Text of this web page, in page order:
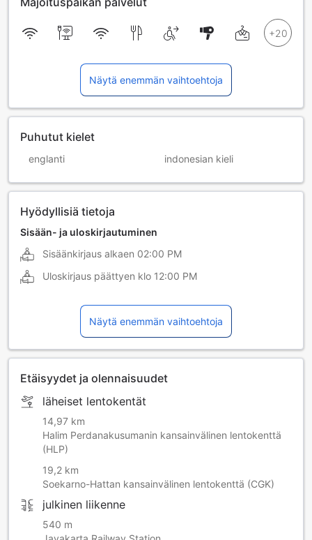
Näytä enemmän vaihtoehtoja
Puhutut kielet
englanti indonesian kieli
Hyödyllisiä tietoja
Sisään- ja uloskirjautuminen
Sisäänkirjaus alkaen 02:00 PM
Uloskirjaus päättyen klo 12:00 PM
Näytä enemmän vaihtoehtoja
Etäisyydet ja olennaisuudet
läheiset lentokentät
14,97 km
Halim Perdanakusumanin kansainvälinen lentokenttä
(HLP)
19,2 km
Soekarno-Hattan kansainvälinen lentokenttä (CGK)
julkinen liikenne
540 m